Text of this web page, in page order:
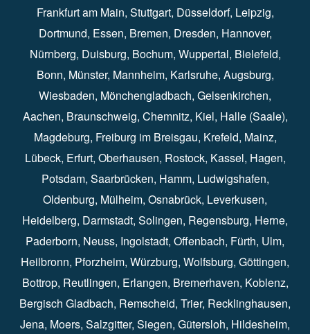
Frankfurt am Main⁠, Stuttgart⁠, Düsseldorf⁠, Leipzig⁠,
Dortmund⁠, Essen⁠, Bremen⁠, Dresden⁠, Hannover⁠,
Nürnberg⁠, Duisburg⁠⁠, Bochum⁠, Wuppertal⁠⁠, Bielefeld⁠⁠,
Bonn⁠⁠, Münster⁠⁠, Mannheim⁠, Karlsruhe⁠, Augsburg⁠,
Wiesbaden⁠⁠, Mönchengladbach⁠, Gelsenkirchen⁠⁠,
Aachen⁠⁠, Braunschweig⁠, Chemnitz⁠⁠, Kiel⁠, Halle (Saale)⁠⁠,
Magdeburg⁠, Freiburg im Breisgau⁠⁠, Krefeld⁠⁠, Mainz⁠⁠,
Lübeck⁠, Erfurt⁠, Oberhausen⁠⁠, Rostock⁠⁠, Kassel⁠⁠, Hagen⁠,
Potsdam⁠, Saarbrücken⁠⁠, Hamm⁠, Ludwigshafen⁠,
Oldenburg⁠, Mülheim⁠, Osnabrück⁠⁠, Leverkusen⁠,
Heidelberg⁠, Darmstadt⁠⁠, Solingen⁠, Regensburg⁠, Herne⁠⁠,
Paderborn⁠, Neuss⁠, Ingolstadt⁠, Offenbach, Fürth⁠⁠, Ulm⁠⁠,
Heilbronn⁠, Pforzheim⁠, Würzburg⁠, Wolfsburg⁠⁠, Göttingen⁠,
Bottrop⁠, Reutlingen⁠, Erlangen⁠⁠, Bremerhaven⁠, Koblenz⁠,
Bergisch Gladbach⁠, Remscheid⁠⁠, Trier⁠⁠, Recklinghausen⁠,
Jena⁠⁠, Moers⁠⁠, Salzgitter⁠⁠, Siegen⁠⁠, Gütersloh⁠, Hildesheim⁠⁠,